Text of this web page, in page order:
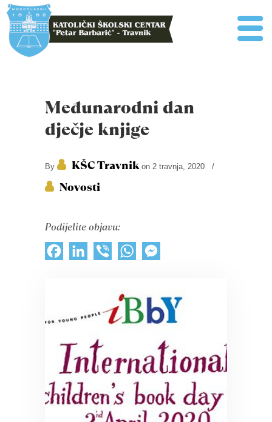
Međunarodni dan
dječje knjige
By KŠC Travnikon 2 travnja, 2020 /
Novosti
Podijelite objavu:
FacebookLinkedInViber WhatsApp